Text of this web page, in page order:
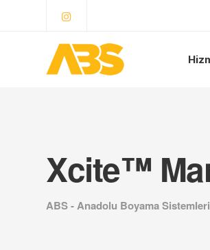
Xcite™
ABS - Anadolu Boyama Sistemleri